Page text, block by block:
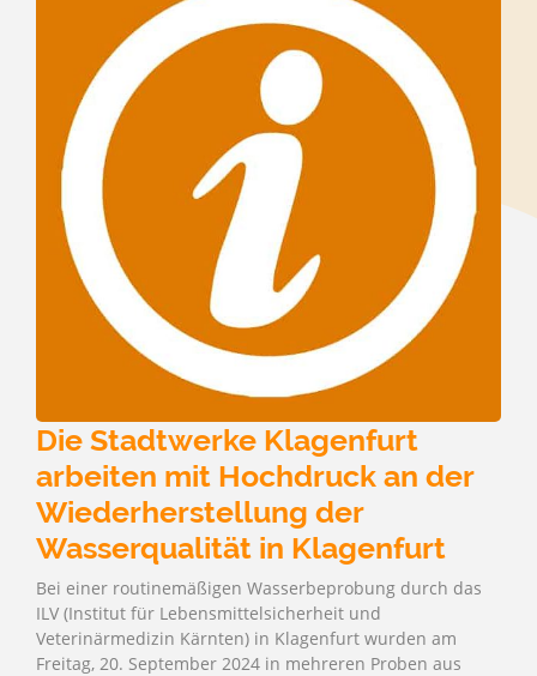
Die Stadtwerke Klagenfurt
arbeiten mit Hochdruck an der
Wiederherstellung der
Wasserqualität in Klagenfurt
Bei einer routinemäßigen Wasserbeprobung durch das
ILV (Institut für Lebensmittelsicherheit und
Veterinärmedizin Kärnten) in Klagenfurt wurden am
Freitag, 20. September 2024 in mehreren Proben aus